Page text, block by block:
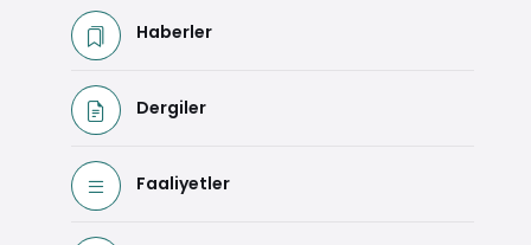
Haberler
Dergiler
Faaliyetler